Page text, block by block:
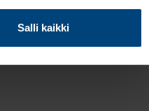
Salli kaikki